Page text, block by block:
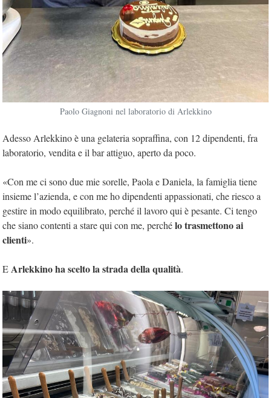
Paolo Giagnoni nel laboratorio di Arlekkino
Adesso Arlekkino è una gelateria sopraffina, con 12 dipendenti, fra
laboratorio, vendita e il bar attiguo, aperto da poco.
«Con me ci sono due mie sorelle, Paola e Daniela, la famiglia tiene
insieme l’azienda, e con me ho dipendenti appassionati, che riesco a
gestire in modo equilibrato, perché il lavoro qui è pesante. Ci tengo
che siano contenti a stare qui con me, perchélo trasmettono ai
clienti».
EArlekkino ha scelto la strada della qualità.